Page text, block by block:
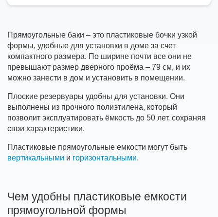
Прямоугольные баки – это пластиковые бочки узкой
формы, удобные для установки в доме за счет
компактного размера. По ширине почти все они не
превышают размер дверного проёма – 79 см, и их
можно занести в дом и установить в помещении.
Плоские резервуары удобны для установки. Они
выполнены из прочного полиэтилена, который
позволит эксплуатировать ёмкость до 50 лет, сохраняя
свои характеристики.
Пластиковые прямоугольные емкости могут быть
вертикальными и горизонтальными.
Чем удобны пластиковые емкости
прямоугольной формы